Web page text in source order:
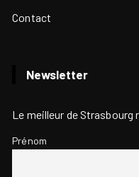
Contact
Newsletter
Le meilleur de Strasbourg
Prénom